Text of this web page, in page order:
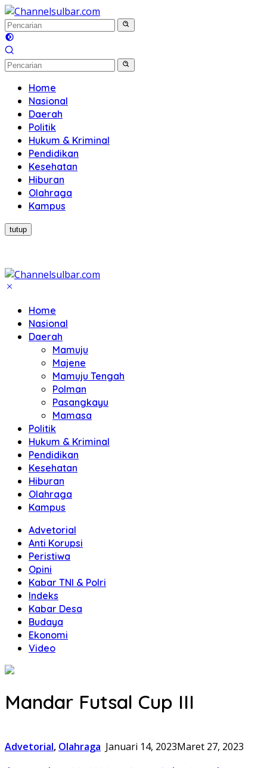
Langsung
ke
konten
Home
Nasional
Daerah
Politik
Hukum & Kriminal
Pendidikan
Kesehatan
Hiburan
Olahraga
Kampus
tutup
Home
Nasional
Daerah
Mamuju
Majene
Mamuju Tengah
Polman
Pasangkayu
Mamasa
Politik
Hukum & Kriminal
Pendidikan
Kesehatan
Hiburan
Olahraga
Kampus
Advetorial
Anti Korupsi
Peristiwa
Opini
Kabar TNI & Polri
Indeks
Kabar Desa
Budaya
Ekonomi
Video
Mandar Futsal Cup III
Advetorial, Olahraga Januari 14, 2023Maret 27, 2023